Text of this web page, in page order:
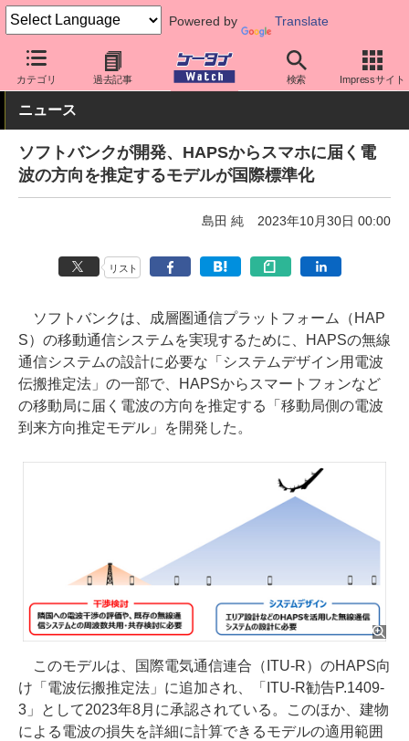
Powered by Translate
カテゴリ 過去記事 検索 Impressサイト
ケータイ Watch キャリア ソフトバンク ネットワーク/技術
ニュース
ソフトバンクが開発、HAPSからスマホに届く電
波の方向を推定するモデルが国際標準化
島田 純 2023年10月30日 00:00
リスト
ソフトバンクは、成層圏通信プラットフォーム（HAP
S）の移動通信システムを実現するために、HAPSの無線
通信システムの設計に必要な「システムデザイン用電波
伝搬推定法」の一部で、HAPSからスマートフォンなど
の移動局に届く電波の方向を推定する「移動局側の電波
到来方向推定モデル」を開発した。
このモデルは、国際電気通信連合（ITU-R）のHAPS向
け「電波伝搬推定法」に追加され、「ITU-R勧告P.1409-
3」として2023年8月に承認されている。このほか、建物
による電波の損失を詳細に計算できるモデルの適用範囲